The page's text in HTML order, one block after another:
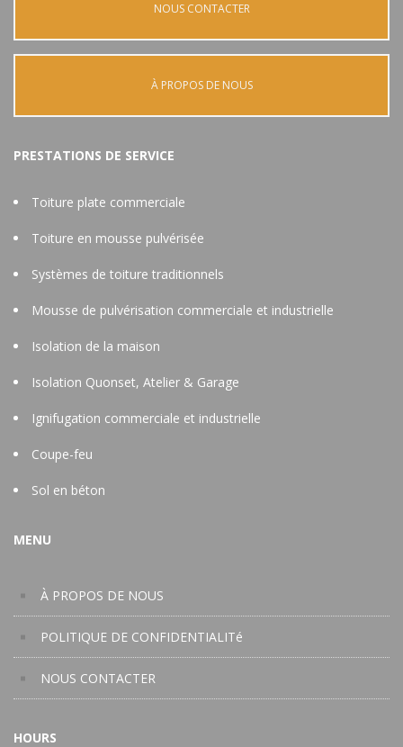
NOUS CONTACTER
À PROPOS DE NOUS
PRESTATIONS DE SERVICE
Toiture plate commerciale
Toiture en mousse pulvérisée
Systèmes de toiture traditionnels
Mousse de pulvérisation commerciale et industrielle
Isolation de la maison
Isolation Quonset, Atelier & Garage
Ignifugation commerciale et industrielle
Coupe-feu
Sol en béton
MENU
À PROPOS DE NOUS
POLITIQUE DE CONFIDENTIALITé
NOUS CONTACTER
HOURS